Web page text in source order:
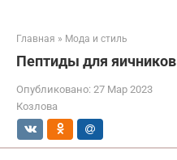
Главная » Мода и стиль
Пептиды для яичников
Опубликовано: 27 Мар 2023
Козлова